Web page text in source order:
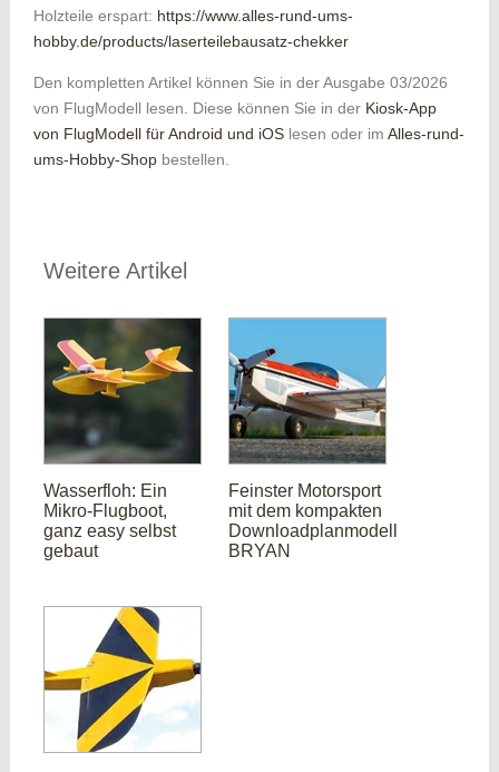
Holzteile erspart: https://www.alles-rund-ums-
hobby.de/products/laserteilebausatz-chekker
Den kompletten Artikel können Sie in der Ausgabe 03/2026
von FlugModell lesen. Diese können Sie in der Kiosk-App
von FlugModell für Android und iOS lesen oder imAlles-rund-
ums-Hobby-Shop bestellen.
Weitere Artikel
Wasserfloh: Ein
Mikro-Flugboot,
ganz easy selbst
gebaut
Feinster Motorsport
mit dem kompakten
Downloadplanmodell
BRYAN